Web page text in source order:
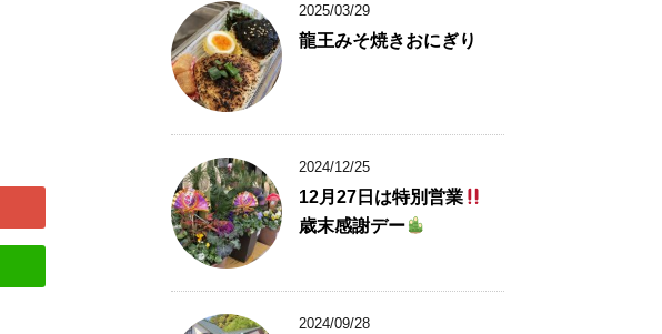
2025/03/29
龍王みそ焼きおにぎり
2024/12/25
12月27日は特別営業
歳末感謝デー
2024/09/28